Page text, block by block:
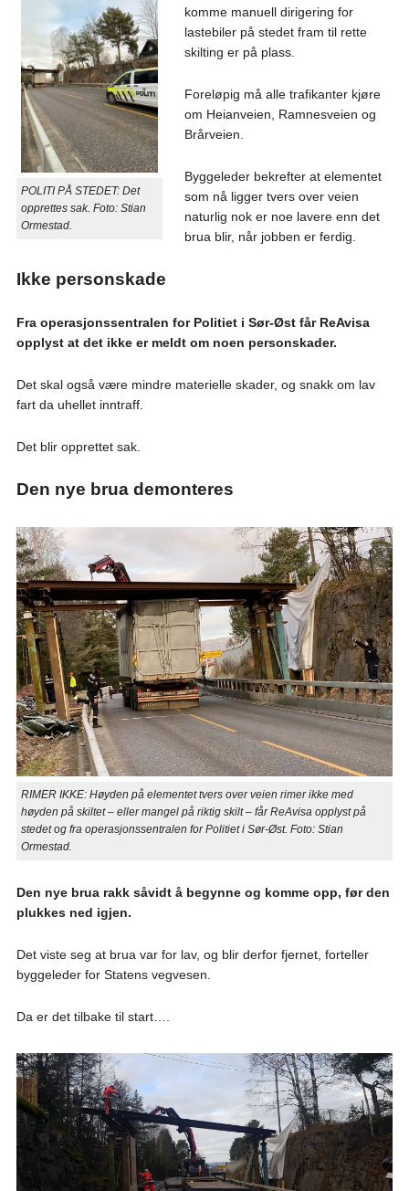
POLITI PÅ STEDET: Det
opprettes sak. Foto: Stian
Ormestad.
komme manuell dirigering for
lastebiler på stedet fram til rette
skilting er på plass.
Foreløpig må alle trafikanter kjøre
om Heianveien, Ramnesveien og
Brårveien.
Byggeleder bekrefter at elementet
som nå ligger tvers over veien
naturlig nok er noe lavere enn det
brua blir, når jobben er ferdig.
Ikke personskade
Fra operasjonssentralen for Politiet i Sør-Øst får ReAvisa
opplyst at det ikke er meldt om noen personskader.
Det skal også være mindre materielle skader, og snakk om lav
fart da uhellet inntraff.
Det blir opprettet sak.
Den nye brua demonteres
RIMER IKKE: Høyden på elementet tvers over veien rimer ikke med
høyden på skiltet – eller mangel på riktig skilt – får ReAvisa opplyst på
stedet og fra operasjonssentralen for Politiet i Sør-Øst. Foto: Stian
Ormestad.
Den nye brua rakk såvidt å begynne og komme opp, før den
plukkes ned igjen.
Det viste seg at brua var for lav, og blir derfor fjernet, forteller
byggeleder for Statens vegvesen.
Da er det tilbake til start….